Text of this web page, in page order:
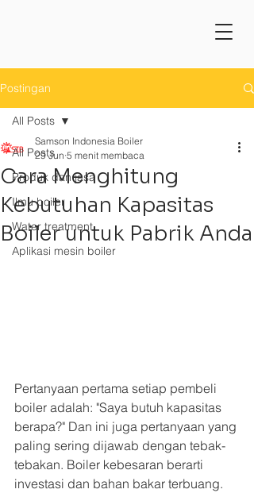
Postingan
All Posts
Produk dan jasa
Ilmu boiler
Water treatment
Aplikasi mesin boiler
All Posts
Cara Menghitung
Kebutuhan Kapasitas
Boiler untuk Pabrik Anda
Samson Indonesia Boiler
29 Jun 5 menit membaca
Pertanyaan pertama setiap pembeli
boiler adalah: "Saya butuh kapasitas
berapa?" Dan ini juga pertanyaan yang
paling sering dijawab dengan tebak-
tebakan. Boiler kebesaran berarti
investasi dan bahan bakar terbuang.